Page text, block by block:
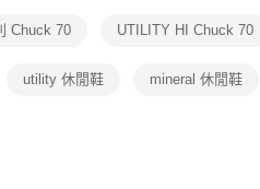
１．透過由恩沛科技股份有限公司
交易，需依本服務之必要範圍內提
２．關於個人資料處理事宜，請瀏覽
Chuck 70 UTILITY HI Chuck 70
utility 休閒鞋 mineral 休閒鞋